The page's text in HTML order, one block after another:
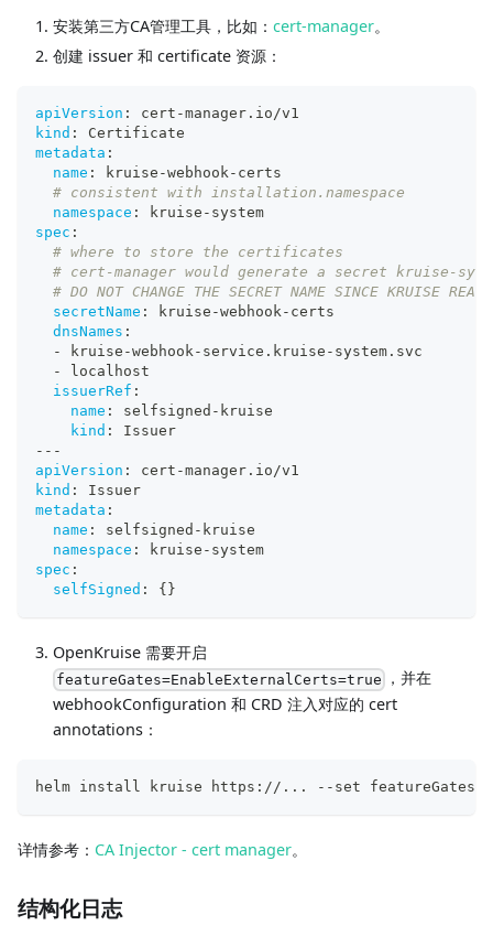
安装第三方CA管理工具，比如： cert-manager。
创建 issuer 和 certificate 资源：
apiVersion : cert -manager.io/v1
kind :
Certificate
metadata :
name : kruise -webhook- certs
# consistent with installation.namespace
namespace : kruise - system
spec :
# where to store the certificates
# cert-manager would generate a secret kruise-
# DO NOT CHANGE THE SECRET NAME SINCE KRUISE READ
secretName : kruise -webhook- certs
dnsNames :
-
kruise -webhook- service.kruise - system.svc
-
localhost
issuerRef :
name : selfsigned - kruise
kind :
Issuer
---
apiVersion : cert -manager.io/v1
kind :
Issuer
metadata :
name : selfsigned - kruise
namespace : kruise - system
spec :
selfSigned : { }
OpenKruise 需要开启
featureGates=EnableExternalCerts=true
，并在
webhookConfiguration 和 CRD 注入对应的 cert
annotations：
helm install kruise https://... --set
详情参考： CA Injector - cert manager。
结构化日志